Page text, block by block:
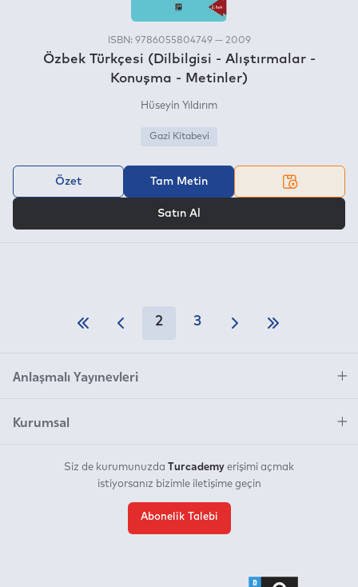
ISBN: 9786055804749 — 2009
Özbek Türkçesi (Dilbilgisi - Alıştırmalar -
Konuşma - Metinler)
Hüseyin Yıldırım
Gazi Kitabevi
Özet Tam Metin
Satın Al
2 3
Anlaşmalı Yayınevleri
Kurumsal
Siz de kurumunuzda Turcademy erişimi açmak
istiyorsanız bizimle iletişime geçin
Abonelik Talebi